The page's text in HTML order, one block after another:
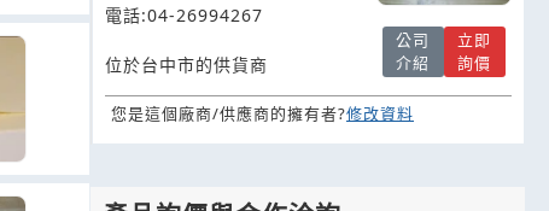
電話:04-26994267
位於台中市的供貨商
公司
介紹
立即
詢價
您是這個廠商/供應商的擁有者?修改資料